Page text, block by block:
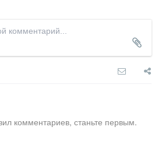
комментариев, станьте первым.